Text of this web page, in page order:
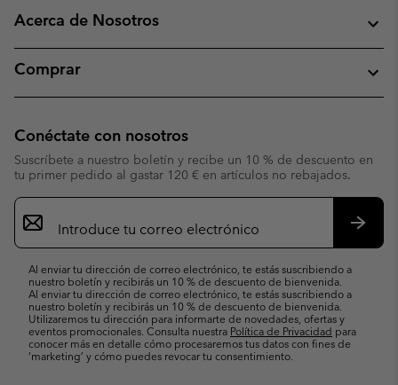
Acerca de Nosotros
Comprar
Conéctate con nosotros
Suscríbete a nuestro boletín y recibe un 10 % de descuento en
tu primer pedido al gastar 120 € en artículos no rebajados.
Suscripción
de
correo
Al enviar tu dirección de correo electrónico, te estás suscribiendo a
nuestro boletín y recibirás un 10 % de descuento de bienvenida.
Al enviar tu dirección de correo electrónico, te estás suscribiendo a
nuestro boletín y recibirás un 10 % de descuento de bienvenida.
Utilizaremos tu dirección para informarte de novedades, ofertas y
eventos promocionales. Consulta nuestra Política de Privacidad para
conocer más en detalle cómo procesaremos tus datos con fines de
’marketing’ y cómo puedes revocar tu consentimiento.